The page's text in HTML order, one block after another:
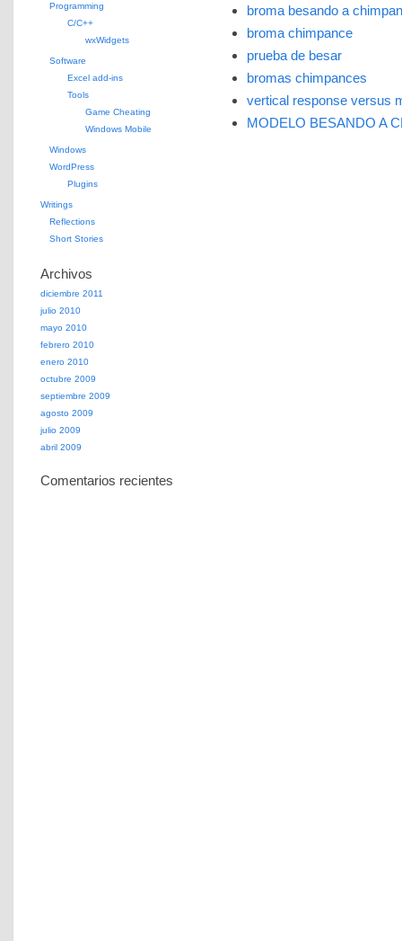
broma besando a
broma chimpance
prueba de besar
bromas chimpances
vertical response versus
MODELO BESANDO A
Programming
C/C++
wxWidgets
Software
Excel add-ins
Tools
Game Cheating
Windows Mobile
Windows
WordPress
Plugins
Writings
Reflections
Short Stories
Archivos
diciembre 2011
julio 2010
mayo 2010
febrero 2010
enero 2010
octubre 2009
septiembre 2009
agosto 2009
julio 2009
abril 2009
Comentarios recientes